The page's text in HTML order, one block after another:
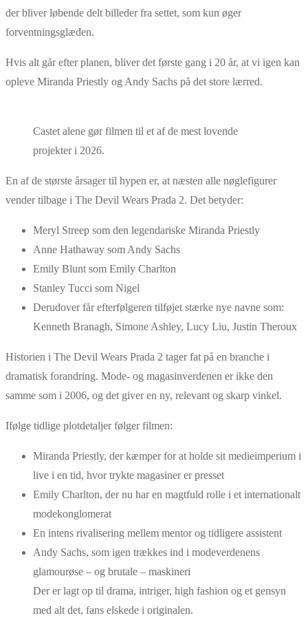
der bliver løbende delt billeder fra settet, som kun øger
forventningsglæden.
Hvis alt går efter planen, bliver det første gang i 20 år, at vi igen kan
opleve Miranda Priestly og Andy Sachs på det store lærred.
Castet alene gør filmen til et af de mest lovende
projekter i 2026.
En af de største årsager til hypen er, at næsten alle nøglefigurer
vender tilbage i The Devil Wears Prada 2. Det betyder:
Meryl Streep som den legendariske Miranda Priestly
Anne Hathaway som Andy Sachs
Emily Blunt som Emily Charlton
Stanley Tucci som Nigel
Derudover får efterfølgeren tilføjet stærke nye navne som:
Kenneth Branagh, Simone Ashley, Lucy Liu, Justin Theroux
Historien i The Devil Wears Prada 2 tager fat på en branche i
dramatisk forandring. Mode- og magasinverdenen er ikke den
samme som i 2006, og det giver en ny, relevant og skarp vinkel.
Ifølge tidlige plotdetaljer følger filmen:
Miranda Priestly, der kæmper for at holde sit medieimperium i
live i en tid, hvor trykte magasiner er presset
Emily Charlton, der nu har en magtfuld rolle i et internationalt
modekonglomerat
En intens rivalisering mellem mentor og tidligere assistent
Andy Sachs, som igen trækkes ind i modeverdenens
glamourøse – og brutale – maskineri
Der er lagt op til drama, intriger, high fashion og et gensyn
med alt det, fans elskede i originalen.